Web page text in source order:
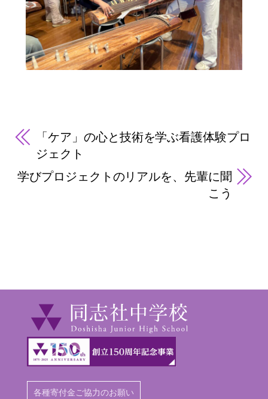
「ケア」の心と技術を学ぶ看護体験プロ
ジェクト
学びプロジェクトのリアルを、先輩に聞
こう
各種寄付金ご協力のお願い